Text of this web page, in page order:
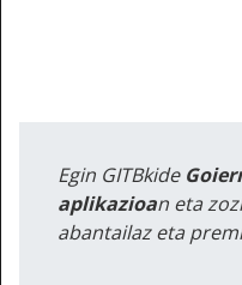
Egin GITBkide
aplikazioan eta
abantailaz eta